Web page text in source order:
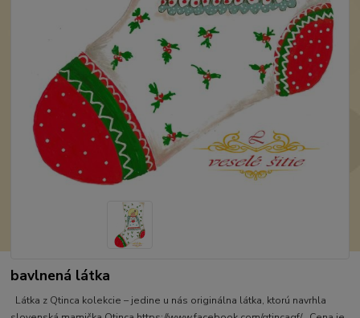
bavlnená látka
Látka z Qtinca kolekcie – jedine u nás originálna látka, ktorú navrhla